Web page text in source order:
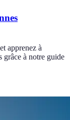
apprenez à
grâce à notre guide